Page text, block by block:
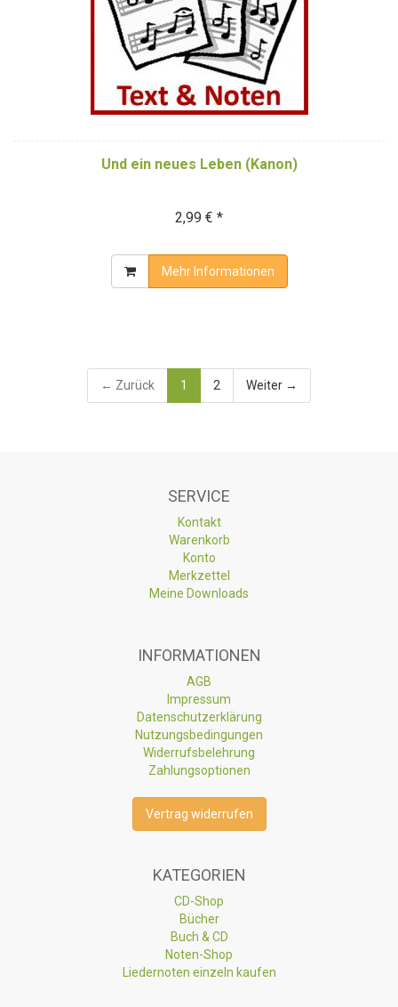
Und ein neues Leben (Kanon)
2,99 € *
Mehr Informationen
← Zurück 1 2 Weiter →
SERVICE
Kontakt
Warenkorb
Konto
Merkzettel
Meine Downloads
INFORMATIONEN
AGB
Impressum
Datenschutzerklärung
Nutzungsbedingungen
Widerrufsbelehrung
Zahlungsoptionen
Vertrag widerrufen
KATEGORIEN
CD-Shop
Bücher
Buch & CD
Noten-Shop
Liedernoten einzeln kaufen